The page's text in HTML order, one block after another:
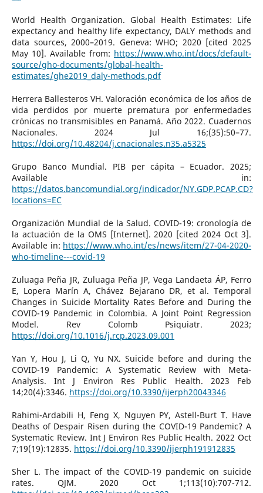
World Health Organization. Global Health Estimates: Life
expectancy and healthy life expectancy, DALY methods and
data sources, 2000–2019. Geneva: WHO; 2020 [cited 2025
May 10]. Available from: https://www.who.int/docs/default-
source/gho-documents/global-health-
estimates/ghe2019_daly-methods.pdf
Herrera Ballesteros VH. Valoración económica de los años de
vida perdidos por muerte prematura por enfermedades
crónicas no transmisibles en Panamá. Año 2022. Cuadernos
Nacionales. 2024 Jul 16;(35):50–77.
https://doi.org/10.48204/j.cnacionales.n35.a5325
Grupo Banco Mundial. PIB per cápita – Ecuador. 2025;
Available in:
https://datos.bancomundial.org/indicador/NY.GDP.PCAP.CD?
locations=EC
Organización Mundial de la Salud. COVID-19: cronología de
la actuación de la OMS [Internet]. 2020 [cited 2024 Oct 3].
Available in: https://www.who.int/es/news/item/27-04-2020-
who-timeline---covid-19
Zuluaga Peña JR, Zuluaga Peña JP, Vega Landaeta ÁP, Ferro
E, Lopera Marín A, Chávez Bejarano DR, et al. Temporal
Changes in Suicide Mortality Rates Before and During the
COVID-19 Pandemic in Colombia. A Joint Point Regression
Model. Rev Colomb Psiquiatr. 2023;
https://doi.org/10.1016/j.rcp.2023.09.001
Yan Y, Hou J, Li Q, Yu NX. Suicide before and during the
COVID-19 Pandemic: A Systematic Review with Meta-
Analysis. Int J Environ Res Public Health. 2023 Feb
14;20(4):3346. https://doi.org/10.3390/ijerph20043346
Rahimi-Ardabili H, Feng X, Nguyen PY, Astell-Burt T. Have
Deaths of Despair Risen during the COVID-19 Pandemic? A
Systematic Review. Int J Environ Res Public Health. 2022 Oct
7;19(19):12835. https://doi.org/10.3390/ijerph191912835
Sher L. The impact of the COVID-19 pandemic on suicide
rates. QJM. 2020 Oct 1;113(10):707-712.